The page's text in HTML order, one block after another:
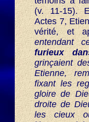
(v. 11-15).
Actes 7,
vérité, et
entendant
furieux
grinçaient
Etienne,
fixant les
gloire de
droite de
les cieux